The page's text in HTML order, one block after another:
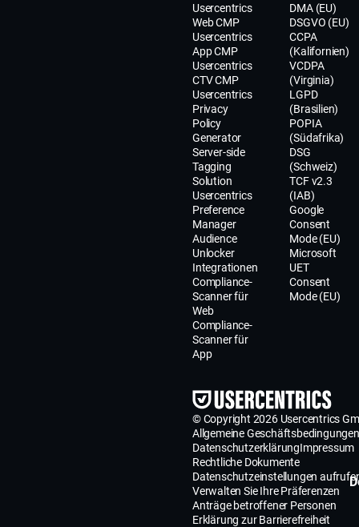
Usercentrics
Web CMP
Usercentrics
App CMP
Usercentrics
CTV CMP
Usercentrics
Privacy
Policy
Generator
Server-side
Tagging
Solution
Usercentrics
Preference
Manager
Audience
Unlocker
Integrationen
Compliance-
Scanner für
Web
Compliance-
Scanner für
App
DMA (EU)
DSGVO (EU)
CCPA
(Kalifornien)
VCDPA
(Virginia)
LGPD
(Brasilien)
POPIA
(Südafrika)
DSG
(Schweiz)
TCF v2.3
(IAB)
Google
Consent
Mode (EU)
Microsoft
UET
Consent
Mode (EU)
© Copyright 2026 Usercentrics
Allgemeine Geschäftsbedingungen
DatenschutzerklärungImpressum
Rechtliche Dokumente
Datenschutzeinstellungen
Verwalten Sie Ihre Präferenzen
Anträge betroffener Personen
Erklärung zur Barrierefreiheit